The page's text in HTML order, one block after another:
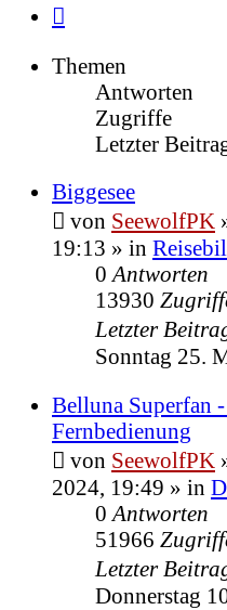
Themen
Antworten
Zugriffe
Letzter
Biggesee
von SeewolfPK
19:13 » in
0 Antworten
13930
Letzter
Sonntag 25.
Belluna Superfan
Fernbedienung
von SeewolfPK
2024, 19:49 » in
0 Antworten
51966
Letzter
Donnerstag